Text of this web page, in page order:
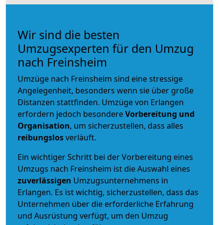
Wir sind die besten
Umzugsexperten für den Umzug
nach Freinsheim
Umzüge nach Freinsheim sind eine stressige
Angelegenheit, besonders wenn sie über große
Distanzen stattfinden. Umzüge von Erlangen
erfordern jedoch besondereVorbereitung und
Organisation, um sicherzustellen, dass alles
reibungslosverläuft.
Ein wichtiger Schritt bei der Vorbereitung eines
Umzugs nach Freinsheim ist die Auswahl eines
zuverlässigen Umzugsunternehmens in
Erlangen. Es ist wichtig, sicherzustellen, dass das
Unternehmen über die erforderliche Erfahrung
und Ausrüstung verfügt, um den Umzug